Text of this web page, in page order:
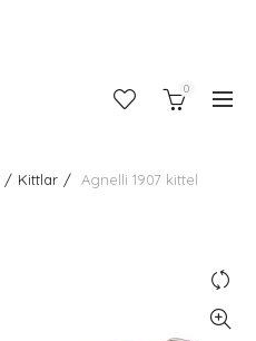
0
Kittlar Agnelli 1907 kittel